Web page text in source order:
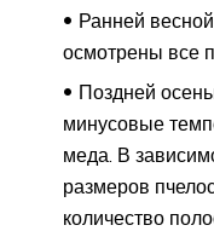
Ранней
осмотрены все
Поздней
минусовые
меда. В
размеров
количество